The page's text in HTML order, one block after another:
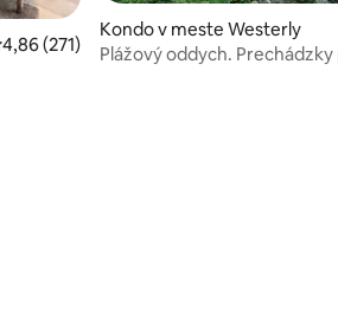
101ohodnotenie 4,86 z 5, počet
4,86 (271)
Kondo v meste Westerly
Plážový oddych. Prechádzky